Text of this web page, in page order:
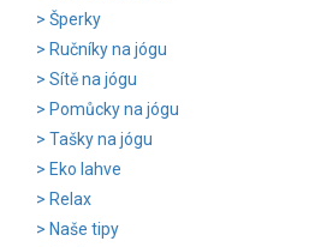
Šperky
Ručníky na jógu
Sítě na jógu
Pomůcky na jógu
Tašky na jógu
Eko lahve
Relax
Naše tipy